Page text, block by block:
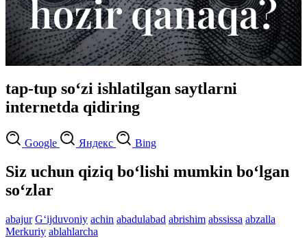
tap-tup so‘zi ishlatilgan saytlarni
internetda qidiring
Google Яндекс Bing
Siz uchun qiziq bo‘lishi mumkin bo‘lgan
so‘zlar
abajur G‘ijduvoniy achin abadulabad abrishim abssissa abzalla
Merkuriy ablahlarcha